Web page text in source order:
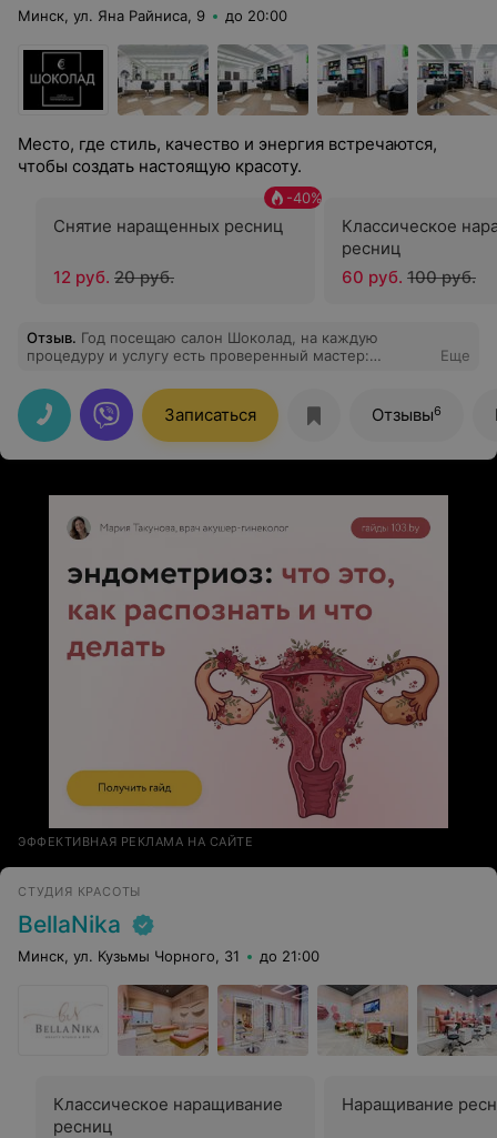
Минск, ул. Яна Райниса, 9 до 20:00
Место, где стиль, качество и энергия встречаются,
чтобы создать настоящую красоту.
Снятие наращенных ресниц
-40%
12 руб. 20 руб.
Классическое
ресниц
60 руб. 100 руб.
Отзыв. Год посещаю салон Шоколад, на каждую
процедуру и услугу есть проверенный мастер:
мастер, которая понимает все пожелания и делает все
очень профессионально. Огромная благодарность,
рекомендую!
Еще
Записаться Отзывы6
ЭФФЕКТИВНАЯ РЕКЛАМА НА САЙТЕ
СТУДИЯ КРАСОТЫ
BellaNika
Минск, ул. Кузьмы Чорного, 31 до 21:00
Классическое наращивание
ресниц
Наращивание